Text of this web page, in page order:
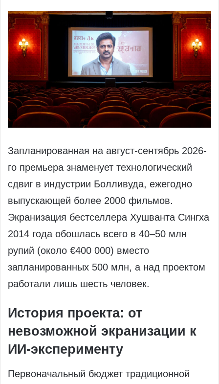
Запланированная на август-сентябрь 2026-
го премьера знаменует технологический
сдвиг в индустрии Болливуда, ежегодно
выпускающей более 2000 фильмов.
Экранизация бестселлера Хушванта Сингха
2014 года обошлась всего в 40–50 млн
рупий (около €400 000) вместо
запланированных 500 млн, а над проектом
работали лишь шесть человек.
История проекта: от
невозможной экранизации к
ИИ-эксперименту
Первоначальный бюджет традиционной